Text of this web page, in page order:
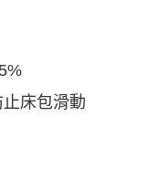
床包滑動